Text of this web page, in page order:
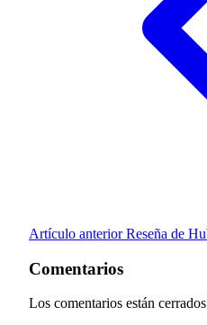
Artículo anterior Reseña de
Comentarios
Los comentarios están